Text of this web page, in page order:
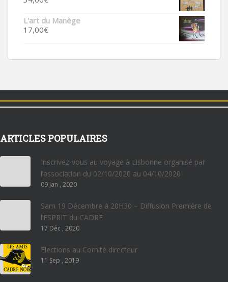
L'art du Manège
17,00€
ARTICLES POPULAIRES
Inscrivez-vous au voyage à Lisbonne organisé par
l’association du 02/10/2020 au 04/10/2020
09 Jan , 2020
Sam 19 Décembre à 20H30 – Diffusion Première de
l’ESPRIT du CADRE
17 Déc , 2020
Elections au Comité directeur
11 Sep , 2019